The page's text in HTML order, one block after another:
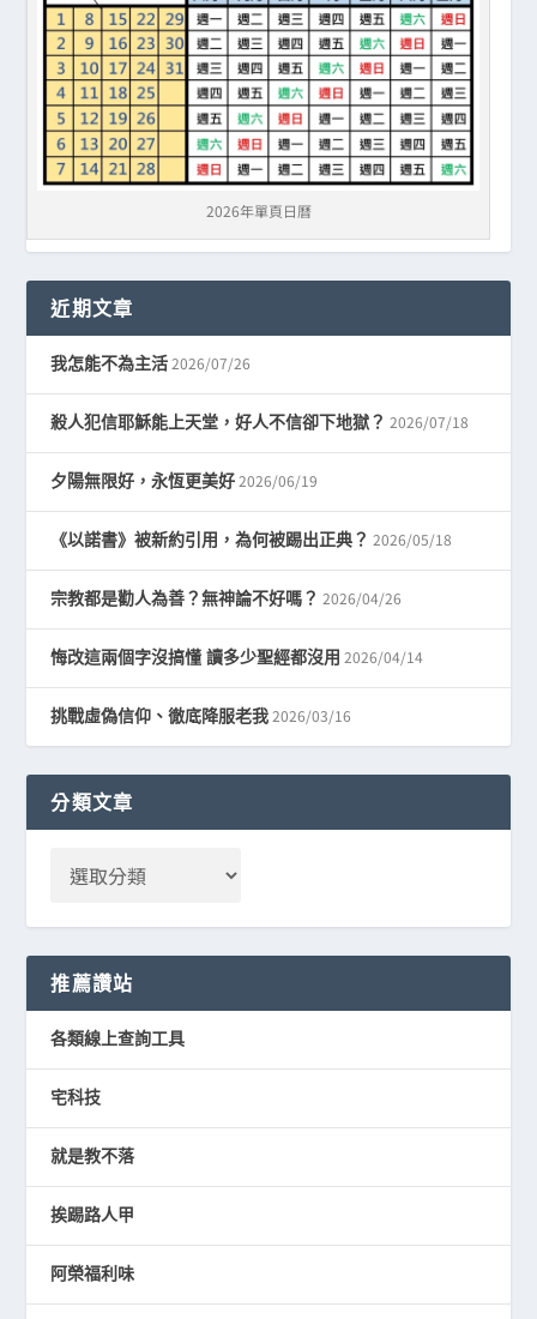
2026年單頁日曆
近期文章
我怎能不為主活 2026/07/26
殺人犯信耶穌能上天堂，好人不信卻下地獄？ 2026/07/18
夕陽無限好，永恆更美好 2026/06/19
《以諾書》被新約引用，為何被踢出正典？ 2026/05/18
宗教都是勸人為善？無神論不好嗎？ 2026/04/26
悔改這兩個字沒搞懂 讀多少聖經都沒用 2026/04/14
挑戰虛偽信仰、徹底降服老我 2026/03/16
分類文章
推薦讚站
各類線上查詢工具
宅科技
就是教不落
挨踢路人甲
阿榮福利味